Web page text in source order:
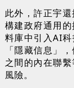
此外，許正宇
構建政府通用
料庫中引入AI
「隱藏信息」
之間的內在聯
風險。